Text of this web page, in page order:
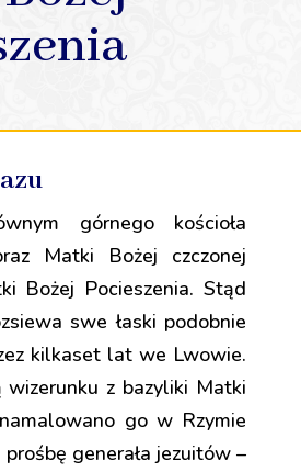
górnego kościoła
Matki Bożej czczonej
Bożej Pocieszenia. Stąd
swe łaski podobnie
kilkaset lat we Lwowie.
wizerunku z bazyliki Matki
go w Rzymie
generała jezuitów –